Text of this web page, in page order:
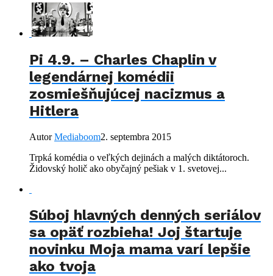
Pi 4.9. – Charles Chaplin v
legendárnej komédii
zosmiešňujúcej nacizmus a
Hitlera
AutorMediaboom2. septembra 2015
Trpká komédia o veľkých dejinách a malých diktátoroch.
Židovský holič ako obyčajný pešiak v 1. svetovej...
Súboj hlavných denných seriálov
sa opäť rozbieha! Joj štartuje
novinku Moja mama varí lepšie
ako tvoja